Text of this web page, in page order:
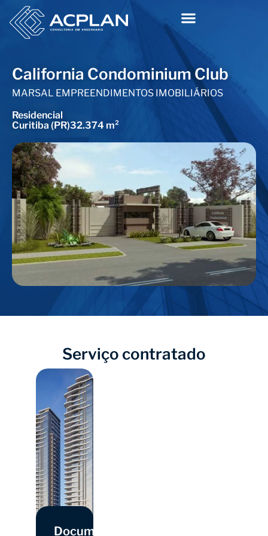
California Condominium Club
MARSAL EMPREENDIMENTOS IMOBILIÁRIOS
Residencial
Curitiba (PR)32.374 m²
Serviço contratado
Documentação